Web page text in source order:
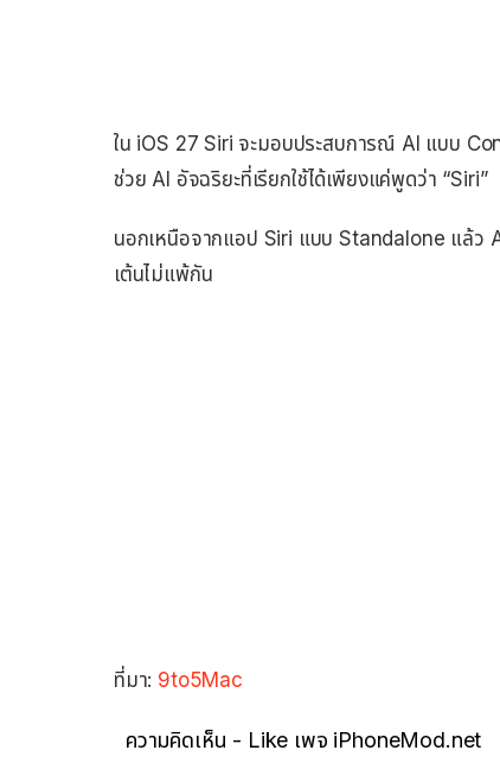
ใน iOS 27 Siri จะมอบประสบการณ์ AI แบบ
ช่วย AI อัจฉริยะที่เรียกใช้ได้เพียงแค่พูดว่า “Siri”
นอกเหนือจากแอป Siri แบบ Standalone แล้ว
เต้นไม่แพ้กัน
ที่มา: 9to5Mac
ความคิดเห็น - Like เพจ iPhoneMod.net